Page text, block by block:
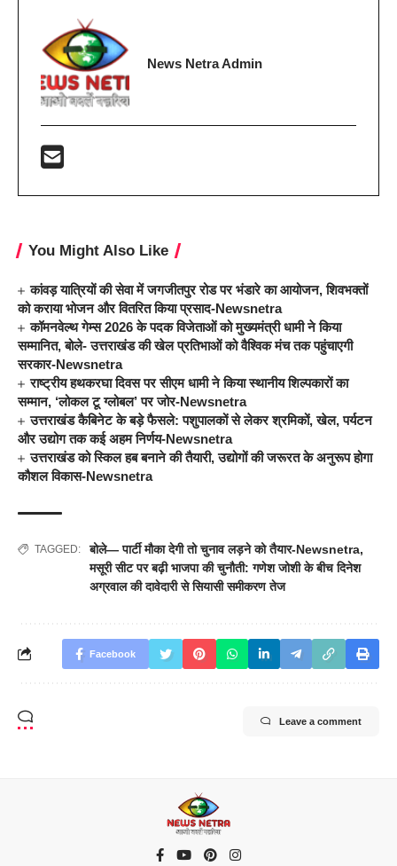
News Netra Admin
You Might Also Like
कांवड़ यात्रियों की सेवा में जगजीतपुर रोड पर भंडारे का आयोजन, शिवभक्तों
को कराया भोजन और वितरित किया प्रसाद-Newsnetra
कॉमनवेल्थ गेम्स 2026 के पदक विजेताओं को मुख्यमंत्री धामी ने किया
सम्मानित, बोले- उत्तराखंड की खेल प्रतिभाओं को वैश्विक मंच तक पहुंचाएगी
सरकार-Newsnetra
राष्ट्रीय हथकरघा दिवस पर सीएम धामी ने किया स्थानीय शिल्पकारों का
सम्मान, ‘लोकल टू ग्लोबल’ पर जोर-Newsnetra
उत्तराखंड कैबिनेट के बड़े फैसले: पशुपालकों से लेकर श्रमिकों, खेल, पर्यटन
और उद्योग तक कई अहम निर्णय-Newsnetra
उत्तराखंड को स्किल हब बनाने की तैयारी, उद्योगों की जरूरत के अनुरूप होगा
कौशल विकास-Newsnetra
TAGGED: बोले— पार्टी मौका देगी तो चुनाव लड़ने को तैयार-Newsnetra,
मसूरी सीट पर बढ़ी भाजपा की चुनौती: गणेश जोशी के बीच दिनेश
अग्रवाल की दावेदारी से सियासी समीकरण तेज
Facebook
Leave a comment